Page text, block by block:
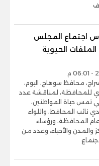
اجتماع المجلس
الحيوية
محافظ سوهاج، اليوم،
للمحافظة، لمناقشة عدد
تمس حياة المواطنين،
نائب المحافظ، واللواء
عام المحافظة، ورؤساء
والمدن والأحياء، وعدد من